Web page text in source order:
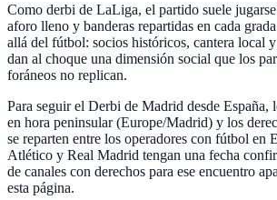
Como derbi de LaLiga, el partido suele
aforo lleno y banderas repartidas en cada
allá del fútbol: socios históricos, cantera local
dan al choque una dimensión social que los
foráneos no replican.
Para seguir el Derbi de Madrid desde España,
en hora peninsular (Europe/Madrid) y los
se reparten entre los operadores con fútbol en
Atlético y Real Madrid tengan una fecha
de canales con derechos para ese encuentro
esta página.